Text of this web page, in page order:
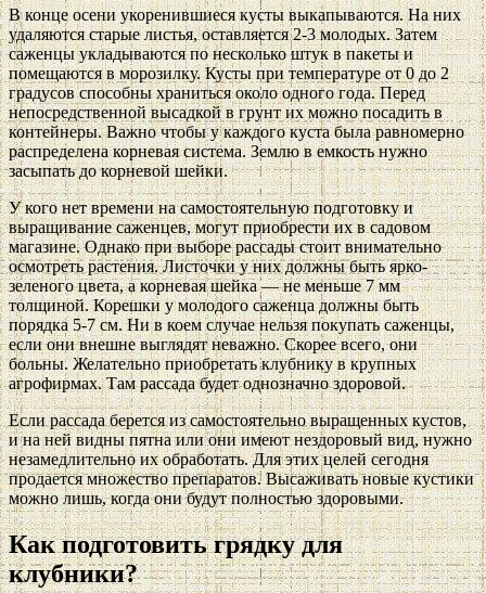
В конце осени укоренившиеся кусты выкапываются. На них
удаляются старые листья, оставляется 2-3 молодых. Затем
саженцы укладываются по несколько штук в пакеты и
помещаются в морозилку. Кусты при температуре от 0 до 2
градусов способны храниться около одного года. Перед
непосредственной высадкой в грунт их можно посадить в
контейнеры. Важно чтобы у каждого куста была равномерно
распределена корневая система. Землю в емкость нужно
засыпать до корневой шейки.
У кого нет времени на самостоятельную подготовку и
выращивание саженцев, могут приобрести их в садовом
магазине. Однако при выборе рассады стоит внимательно
осмотреть растения. Листочки у них должны быть ярко-
зеленого цвета, а корневая шейка — не меньше 7 мм
толщиной. Корешки у молодого саженца должны быть
порядка 5-7 см. Ни в коем случае нельзя покупать саженцы,
если они внешне выглядят неважно. Скорее всего, они
больны. Желательно приобретать клубнику в крупных
агрофирмах. Там рассада будет однозначно здоровой.
Если рассада берется из самостоятельно выращенных кустов,
и на ней видны пятна или они имеют нездоровый вид, нужно
незамедлительно их обработать. Для этих целей сегодня
продается множество препаратов. Высаживать новые кустики
можно лишь, когда они будут полностью здоровыми.
Как подготовить грядку для
клубники?